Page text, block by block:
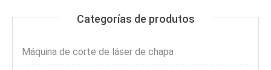
Categorías de produtos
Máquina de corte de láser de chapa